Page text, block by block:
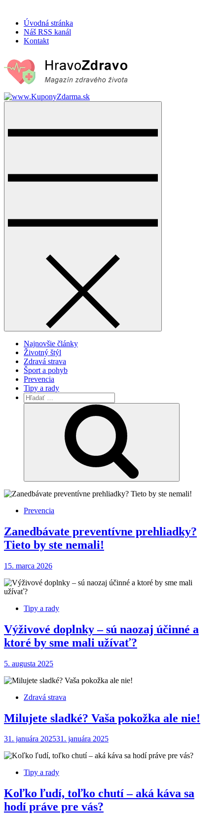
Úvodná stránka
Náš RSS kanál
Kontakt
HravoZdravo.sk
Magazín zdravého života
Najnovšie články
Životný štýl
Zdravá strava
Šport a pohyb
Prevencia
Tipy a rady
Vyhľadávanie
pre:
Prevencia
Zanedbávate preventívne prehliadky?
Tieto by ste nemali!
15. marca 2026
Tipy a rady
Výživové doplnky – sú naozaj účinné a
ktoré by sme mali užívať?
5. augusta 2025
Zdravá strava
Milujete sladké? Vaša pokožka ale nie!
31. januára 202531. januára 2025
Tipy a rady
Koľko ľudí, toľko chutí – aká káva sa
hodí práve pre vás?